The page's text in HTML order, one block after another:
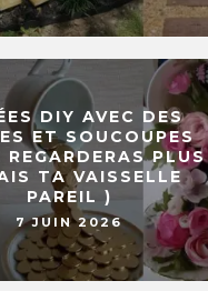
DIY AVEC DES
ET SOUCOUPES
REGARDERAS PLUS
TA VAISSELLE
PAREIL )
7 JUIN 2026